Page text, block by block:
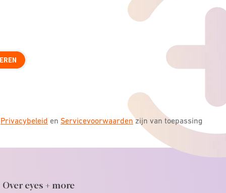
Privacybeleid en Servicevoorwaardenzijn van toepassing
Over eyes + more